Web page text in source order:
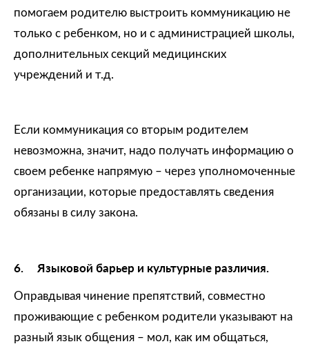
помогаем родителю выстроить коммуникацию не
только с ребенком, но и с администрацией школы,
дополнительных секций медицинских
учреждений и т.д.
Если коммуникация со вторым родителем
невозможна, значит, надо получать информацию о
своем ребенке напрямую – через уполномоченные
организации, которые предоставлять сведения
обязаны в силу закона.
6. Языковой барьер и культурные различия.
Оправдывая чинение препятствий, совместно
проживающие с ребенком родители указывают на
разный язык общения – мол, как им общаться,